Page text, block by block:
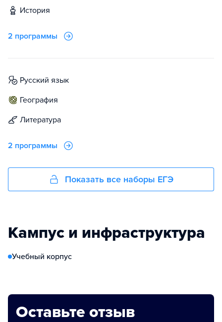
история
2 программы
русский язык
география
литература
2 программы
Показать все наборы ЕГЭ
Кампус и инфраструктура
Учебный корпус
Оставьте отзыв